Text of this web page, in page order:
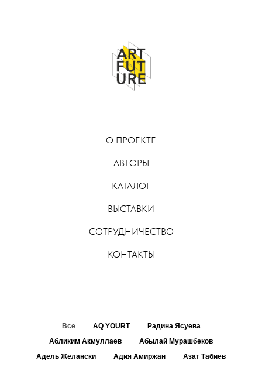
О ПРОЕКТЕ
АВТОРЫ
КАТАЛОГ
ВЫСТАВКИ
СОТРУДНИЧЕСТВО
КОНТАКТЫ
Все AQ YOURT
Радина Ясуева
Абликим Акмуллаев
Абылай Мурашбеков
Адель Желански
Адия Амиржан
Азат Табиев